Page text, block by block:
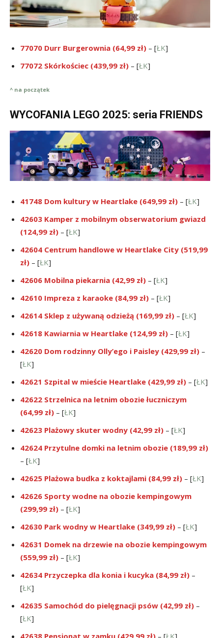
77070 Durr Burgerownia (64,99 zł) – [ŁK]
77072 Skórkościec (439,99 zł) – [ŁK]
^ na początek
WYCOFANIA LEGO 2025: seria FRIENDS
41748 Dom kultury w Heartlake (649,99 zł) – [ŁK]
42603 Kamper z mobilnym obserwatorium gwiazd
(124,99 zł) – [ŁK]
42604 Centrum handlowe w Heartlake City (519,99
zł) – [ŁK]
42606 Mobilna piekarnia (42,99 zł) – [ŁK]
42610 Impreza z karaoke (84,99 zł) – [ŁK]
42614 Sklep z używaną odzieżą (169,99 zł) – [ŁK]
42618 Kawiarnia w Heartlake (124,99 zł) – [ŁK]
42620 Dom rodzinny Olly’ego i Paisley (429,99 zł) –
[ŁK]
42621 Szpital w mieście Heartlake (429,99 zł) – [ŁK]
42622 Strzelnica na letnim obozie łuczniczym
(64,99 zł) – [ŁK]
42623 Plażowy skuter wodny (42,99 zł) – [ŁK]
42624 Przytulne domki na letnim obozie (189,99 zł)
– [ŁK]
42625 Plażowa budka z koktajlami (84,99 zł) – [ŁK]
42626 Sporty wodne na obozie kempingowym
(299,99 zł) – [ŁK]
42630 Park wodny w Heartlake (349,99 zł) – [ŁK]
42631 Domek na drzewie na obozie kempingowym
(559,99 zł) – [ŁK]
42634 Przyczepka dla konia i kucyka (84,99 zł) –
[ŁK]
42635 Samochód do pielęgnacji psów (42,99 zł) –
[ŁK]